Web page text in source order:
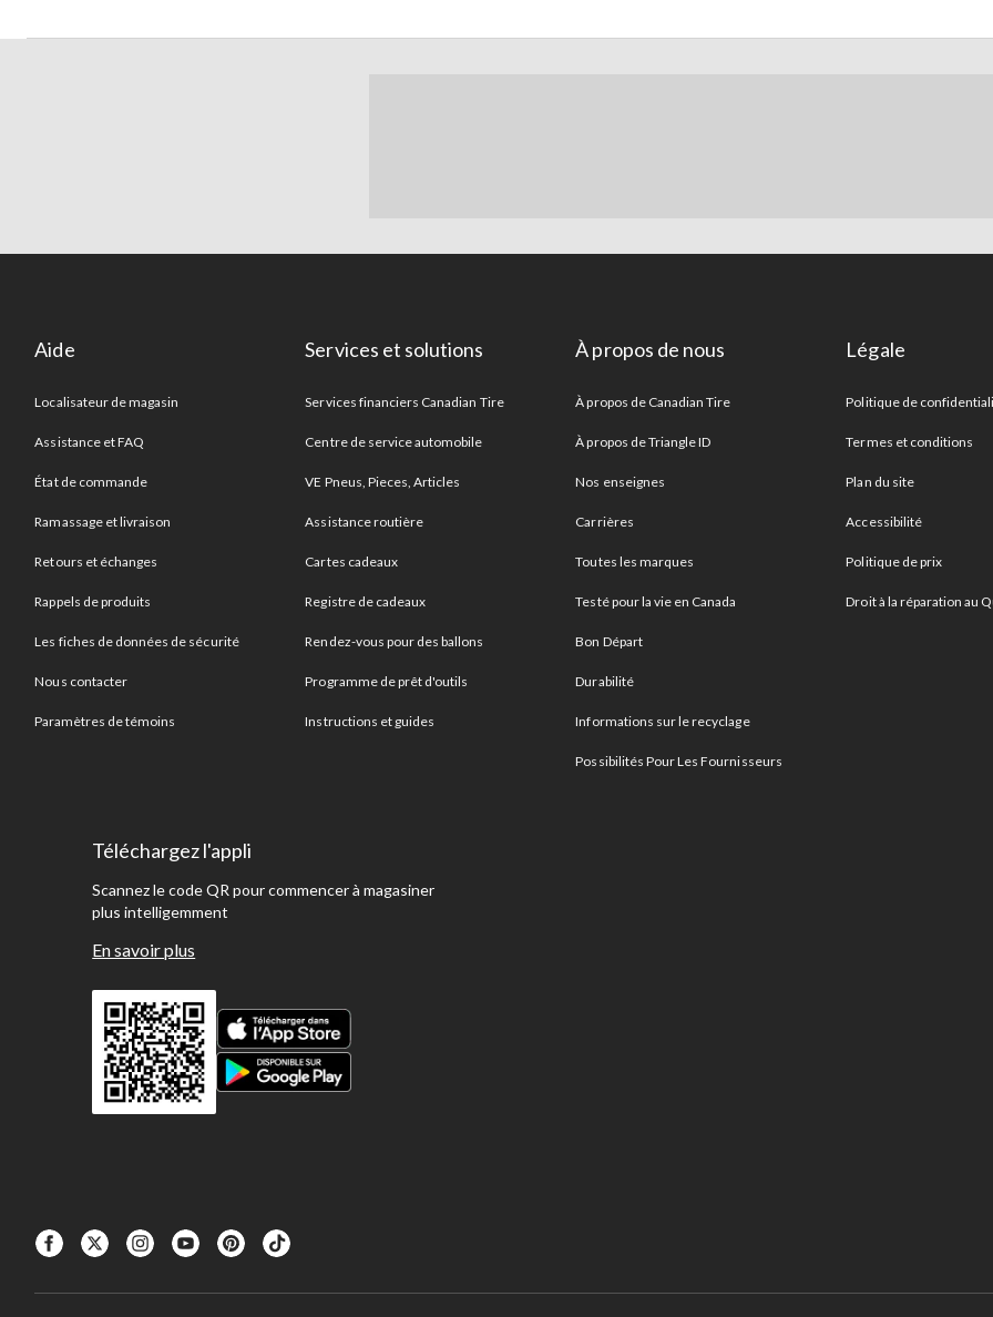
Aide
Localisateur de magasin
Assistance et FAQ
État de commande
Ramassage et livraison
Retours et échanges
Rappels de produits
Les fiches de données de sécurité
Nous contacter
Paramètres de témoins
Services et solutions
Services financiers Canadian Tire
Centre de service automobile
VE Pneus, Pieces, Articles
Assistance routière
Cartes cadeaux
Registre de cadeaux
Rendez-vous pour des ballons
Programme de prêt d'outils
Instructions et guides
À propos de nous
À propos de Canadian Tire
À propos de Triangle ID
Nos enseignes
Carrières
Toutes les marques
Testé pour la vie en Canada
Bon Départ
Durabilité
Informations sur le recyclage
Possibilités Pour Les Fournisseurs
Légale
Politique de
Termes et conditions
Plan du site
Accessibilité
Politique de prix
Droit à la réparation au
Téléchargez l'appli
Scannez le code QR pour commencer à magasiner
plus intelligemment
En savoir plus